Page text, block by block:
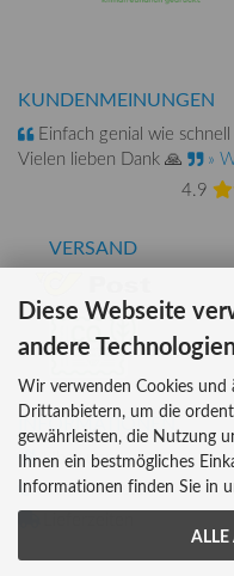
KUNDENMEINUNGEN
Einfach genial wie
Vielen lieben Dank 🙏
»
4.9
VERSAND
INFORMATIONEN
Über uns
Versandkosten
Lieferzeiten
Diese Webseite
andere
Wir verwenden Cookies und
Drittanbietern, um die
gewährleisten, die Nutzung
Ihnen ein bestmögliches
Informationen finden Sie in
ALLE